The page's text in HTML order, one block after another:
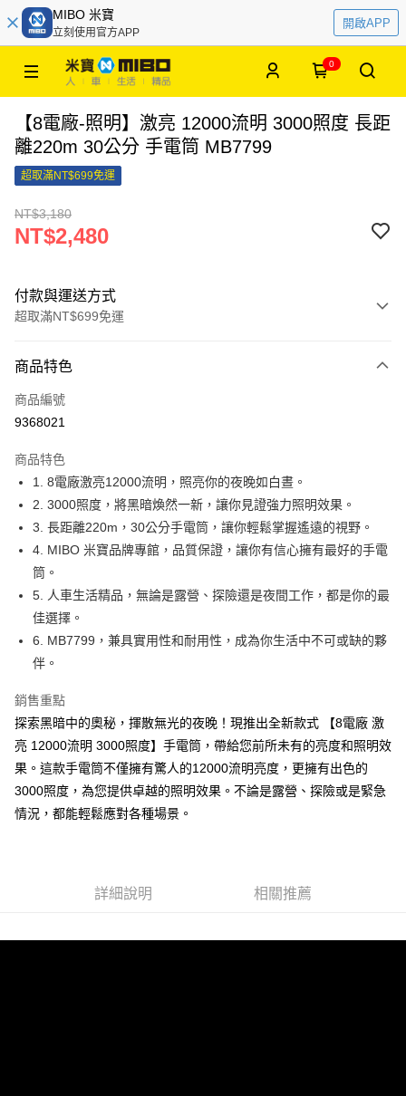
MIBO 米寶
立刻使用官方APP
開啟APP
0
【8電廠-照明】激亮 12000流明 3000照度 長距
離220m 30公分 手電筒 MB7799
超取滿NT$699免運
NT$3,180
NT$2,480
付款與運送方式
超取滿NT$699免運
信用卡一次付款
信用卡分期付款
合作金庫商業銀行
華南商業銀行
彰化商業銀行
上海商業儲蓄銀行
台北富邦商業銀行
國泰世華商業銀行
兆豐國際商業銀行
臺灣中小企業銀行
台中商業銀行
匯豐（台灣）商業銀行
聯邦商業銀行
元大商業銀行
永豐商業銀行
玉山商業銀行
台新國際商業銀行
中國信託商業銀行
台灣樂天信用卡公司
超商取貨付款
LINE Pay
街口支付
Google Pay
ATM付款
運送方式
全家取貨付款
每筆NT$60，滿NT$699(含以上)免運費
商品特色
商品編號
9368021
商品特色
1. 8電廠激亮12000流明，照亮你的夜晚如白晝。
2. 3000照度，將黑暗煥然一新，讓你見證強力照明效果。
3. 長距離220m，30公分手電筒，讓你輕鬆掌握遙遠的視野。
4. MIBO 米寶品牌專館，品質保證，讓你有信心擁有最好的手電
筒。
5. 人車生活精品，無論是露營、探險還是夜間工作，都是你的最
佳選擇。
6. MB7799，兼具實用性和耐用性，成為你生活中不可或缺的夥
伴。
銷售重點
探索黑暗中的奧秘，揮散無光的夜晚！現推出全新款式 【8電廠 激
亮 12000流明 3000照度】手電筒，帶給您前所未有的亮度和照明效
果。這款手電筒不僅擁有驚人的12000流明亮度，更擁有出色的
3000照度，為您提供卓越的照明效果。不論是露營、探險或是緊急
情況，都能輕鬆應對各種場景。
詳細說明 相關推薦